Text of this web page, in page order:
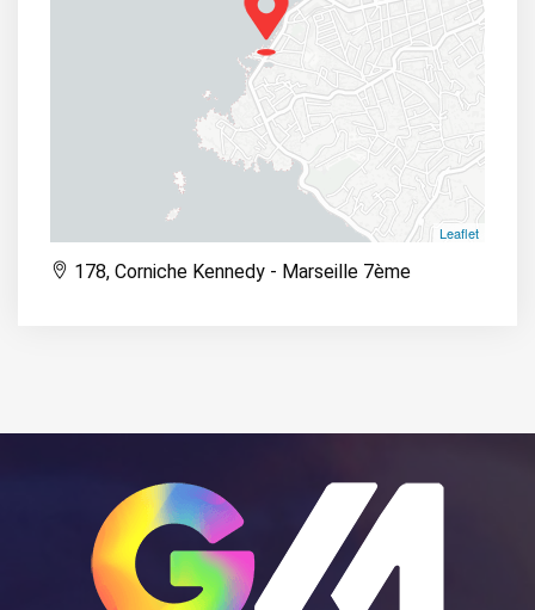
Leaflet
178, Corniche Kennedy - Marseille 7ème